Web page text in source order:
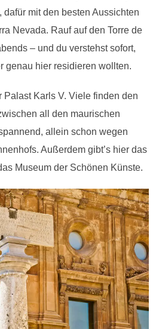
mit den besten Aussichten
Nevada. Rauf auf den Torre de
– und du verstehst sofort,
genau hier residieren wollten.
Palast Karls V. Viele finden den
all den maurischen
allein schon wegen
Außerdem gibt’s hier das
Museum der Schönen Künste.